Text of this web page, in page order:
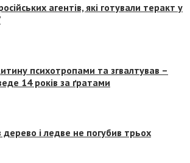
агентів, які готували теракт у
психотропами та згвалтував –
14 років за ґратами
і ледве не погубив трьох